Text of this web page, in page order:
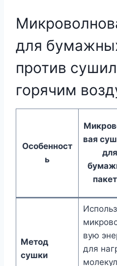
для
против
горячим
Особенност
ь
вая
для
Метод
сушки
вую
для
молекул